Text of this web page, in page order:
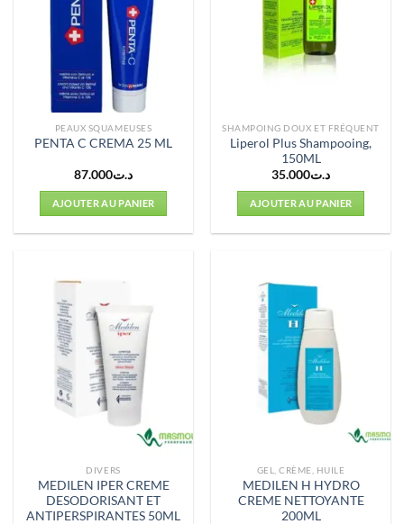
PEAUX SQUAMEUSES
PENTA C CREMA 25 ML
د.ت87.000
AJOUTER AU PANIER
SHAMPOING DOUX ET FRÉQUENT
Liperol Plus Shampooing,
150ML
د.ت35.000
AJOUTER AU PANIER
DIVERS
MEDILEN IPER CREME
DESODORISANT ET
ANTIPERSPIRANTES 50ML
GEL, CRÈME, HUILE
MEDILEN H HYDRO
CREME NETTOYANTE
200ML